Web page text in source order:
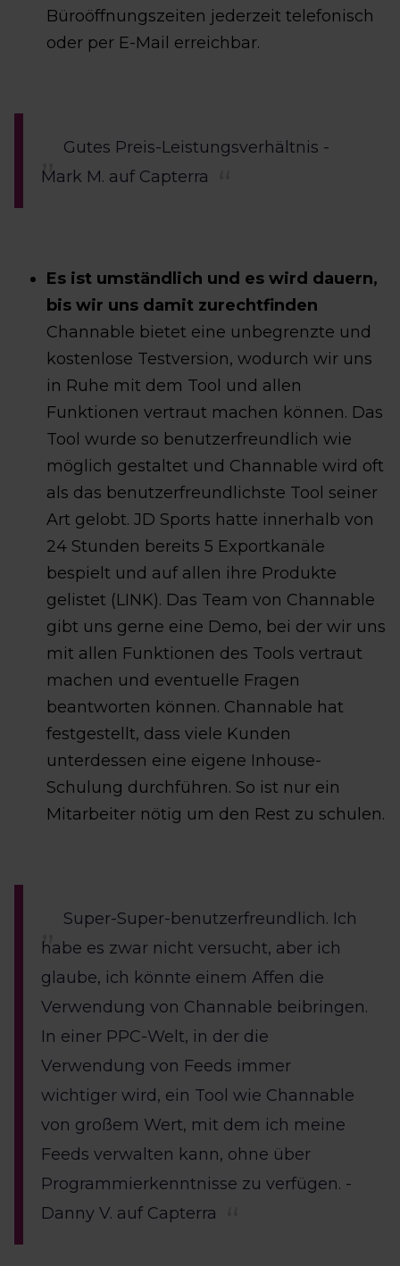
Büroöffnungszeiten jederzeit telefonisch
oder per E-Mail erreichbar.
Gutes Preis-Leistungsverhältnis -
Mark M. auf Capterra
Es ist umständlich und es wird dauern,
bis wir uns damit zurechtfinden
Channable bietet eine unbegrenzte und
kostenlose Testversion, wodurch wir uns
in Ruhe mit dem Tool und allen
Funktionen vertraut machen können. Das
Tool wurde so benutzerfreundlich wie
möglich gestaltet und Channable wird oft
als das benutzerfreundlichste Tool seiner
Art gelobt. JD Sports hatte innerhalb von
24 Stunden bereits 5 Exportkanäle
bespielt und auf allen ihre Produkte
gelistet (LINK). Das Team von Channable
gibt uns gerne eine Demo, bei der wir uns
mit allen Funktionen des Tools vertraut
machen und eventuelle Fragen
beantworten können. Channable hat
festgestellt, dass viele Kunden
unterdessen eine eigene Inhouse-
Schulung durchführen. So ist nur ein
Mitarbeiter nötig um den Rest zu schulen.
Super-Super-benutzerfreundlich. Ich
habe es zwar nicht versucht, aber ich
glaube, ich könnte einem Affen die
Verwendung von Channable beibringen.
In einer PPC-Welt, in der die
Verwendung von Feeds immer
wichtiger wird, ein Tool wie Channable
von großem Wert, mit dem ich meine
Feeds verwalten kann, ohne über
Programmierkenntnisse zu verfügen. -
Danny V. auf Capterra